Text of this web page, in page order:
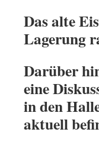
Das alte
Lagerung
Darüber
eine
in den
aktuell